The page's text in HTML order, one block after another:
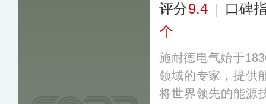
评分9.4 | 口碑
个
施耐德电气始于
领域的专家，提供
将世界领先的能源